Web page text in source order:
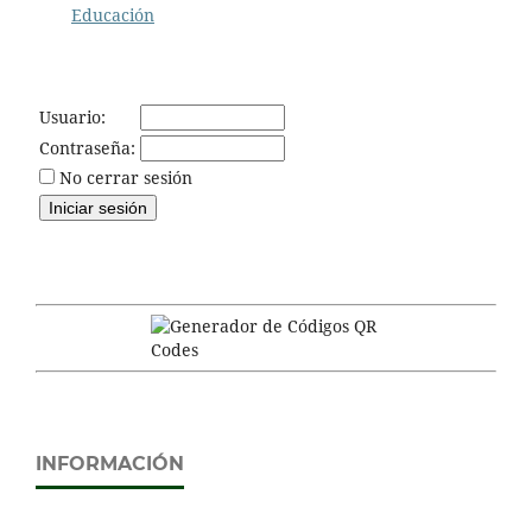
Educación
Usuario:
Contraseña:
No cerrar sesión
INFORMACIÓN